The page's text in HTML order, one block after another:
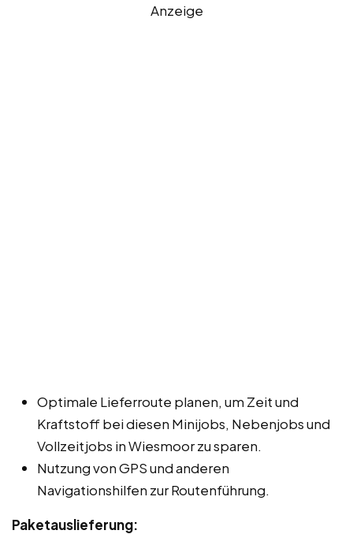
Anzeige
Optimale Lieferroute planen, um Zeit und
Kraftstoff bei diesen Minijobs, Nebenjobs und
Vollzeitjobs in Wiesmoor zu sparen.
Nutzung von GPS und anderen
Navigationshilfen zur Routenführung.
Paketauslieferung: